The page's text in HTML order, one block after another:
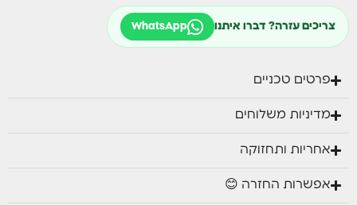
צריכים עזרה? דברו איתנו WhatsApp
פרטים טכניים
מדיניות משלוחים
אחריות ותחזוקה
אפשרות החזרה 😊